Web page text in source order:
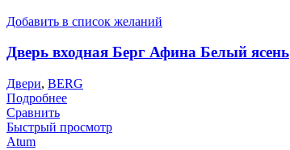
Добавить в список желаний
Дверь входная Берг Афина Белый ясень
Двери, BERG
Подробнее
Сравнить
Быстрый просмотр
Atum